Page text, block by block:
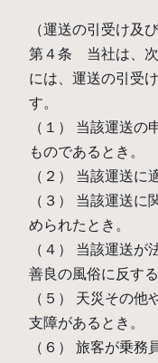
（運送の引受け及
第４条 当社は、次
には、運送の引受
す。
（１） 当該運送
ものであるとき。
（２） 当該運送に
（３） 当該運送
められたとき。
（４） 当該運送
善良の風俗に反す
（５） 天災その
支障があるとき。
（６） 旅客が乗